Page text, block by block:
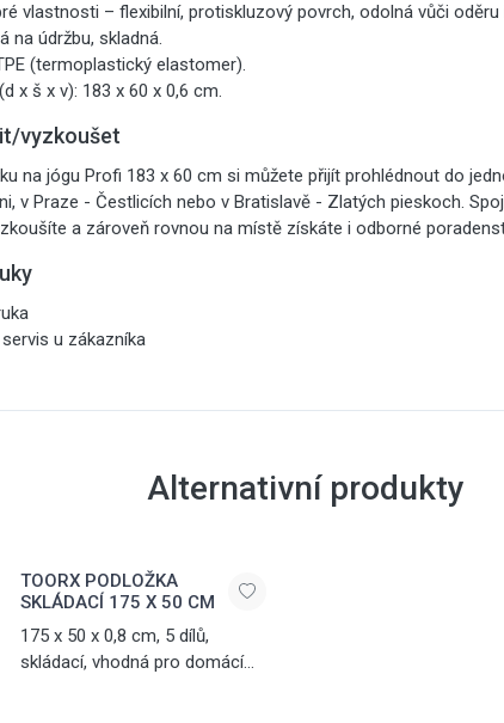
vlastnosti – flexibilní, protiskluzový povrch, odolná vůči oděru
na údržbu, skladná.
(termoplastický elastomer).
x š x v): 183 x 60 x 0,6 cm.
vyzkoušet
na jógu Profi 183 x 60 cm si můžete přijít prohlédnout do
v Praze - Čestlicích nebo v Bratislavě - Zlatých pieskoch.
a zároveň rovnou na místě získáte i odborné
u zákazníka
Alternativní produkty
TOORX PODLOŽKA
SKLÁDACÍ 175 X 50 CM
175 x 50 x 0,8 cm, 5 dílů,
skládací, vhodná pro domácí